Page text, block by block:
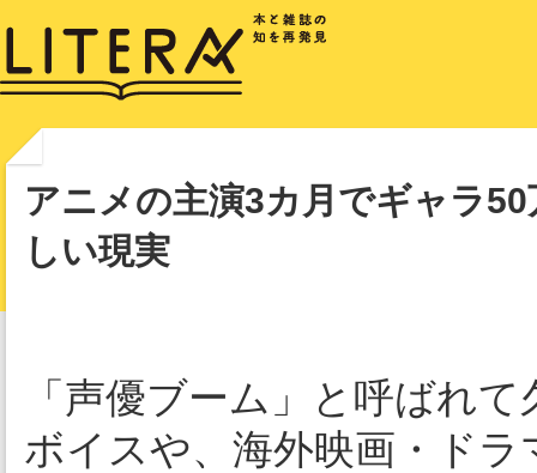
アニメの主演3カ月でギャラ
しい現実
「声優ブーム」と呼ばれ
ボイスや、海外映画・ド